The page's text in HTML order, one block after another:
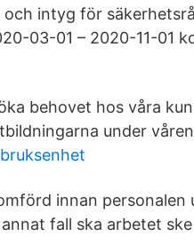
intyg för
03-01 – 2020-11-01
behovet hos våra
under
innan
fall ska arbetet